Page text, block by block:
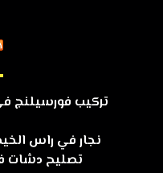
نجار في راس الخيمة |0566713352|
تصليح دشات في